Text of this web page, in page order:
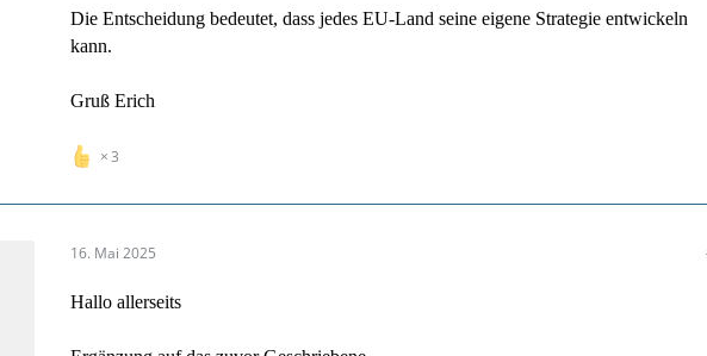
Die Entscheidung bedeutet, dass jedes EU-Land seine eigene Strategie entwickeln
kann.
Gruß Erich
3
16. Mai 2025
Hallo allerseits